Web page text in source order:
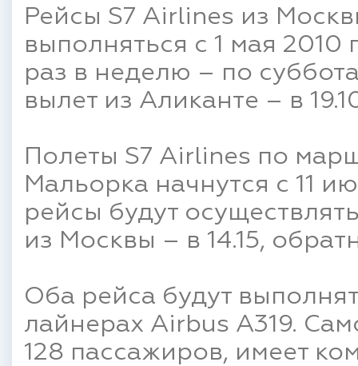
Рейсы S7 Airlines из
выполняться с 1 мая
раз в неделю – по
вылет из Аликанте – в
Полеты S7 Airlines по
Мальорка начнутся с 11
рейсы будут
из Москвы – в 14.15,
Оба рейса будут
лайнерах Airbus A319.
128 пассажиров, имеет